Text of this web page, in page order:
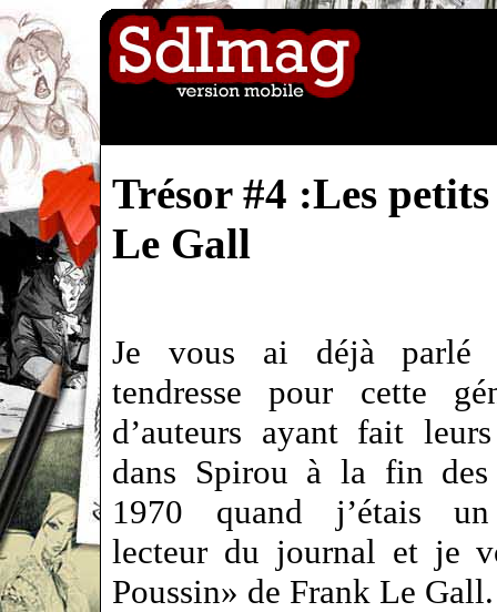
Trésor #4 :Les
Le Gall
Je vous ai déjà parlé
tendresse pour cette
d’auteurs ayant fait
dans Spirou à la fin des
1970 quand j’étais
lecteur du journal et je
Poussin» de Frank Le Gall.